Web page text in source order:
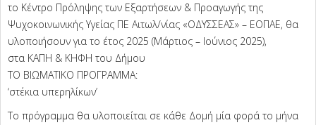
το Κέντρο Πρόληψης των Εξαρτήσεων & Προαγωγής της
Ψυχοκοινωνικής Υγείας ΠΕ Αιτωλ/νίας «ΟΔΥΣΣΕΑΣ» – ΕΟΠΑΕ, θα
υλοποιήσουν για το έτος 2025 (Μάρτιος – Ιούνιος 2025),
στα ΚΑΠΗ & ΚΗΦΗ του Δήμου
ΤΟ ΒΙΩΜΑΤΙΚΟ ΠΡΟΓΡΑΜΜΑ:
‘στέκια υπερηλίκων’
Το πρόγραμμα θα υλοποιείται σε κάθε Δομή μία φορά το μήνα